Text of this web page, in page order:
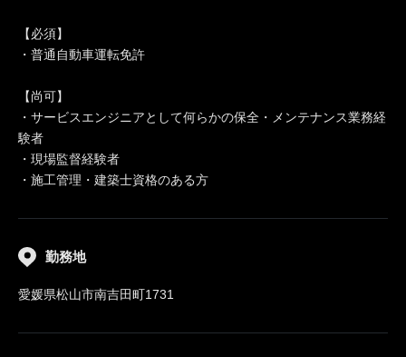
【必須】
・普通自動車運転免許
【尚可】
・サービスエンジニアとして何らかの保全・メンテナンス業務経
験者
・現場監督経験者
・施工管理・建築士資格のある方
勤務地
愛媛県松山市南吉田町1731